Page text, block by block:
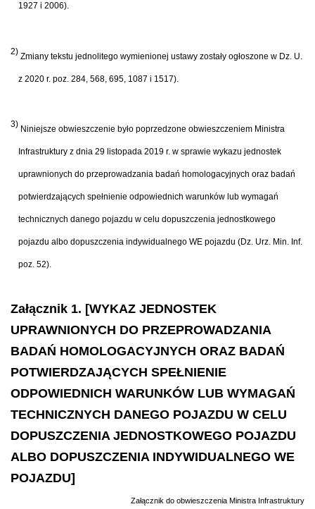
1927 i 2006).
2) Zmiany tekstu jednolitego wymienionej ustawy zostały ogłoszone w Dz. U.
z 2020 r. poz. 284, 568, 695, 1087 i 1517).
3) Niniejsze obwieszczenie było poprzedzone obwieszczeniem Ministra
Infrastruktury z dnia 29 listopada 2019 r. w sprawie wykazu jednostek
uprawnionych do przeprowadzania badań homologacyjnych oraz badań
potwierdzających spełnienie odpowiednich warunków lub wymagań
technicznych danego pojazdu w celu dopuszczenia jednostkowego
pojazdu albo dopuszczenia indywidualnego WE pojazdu (Dz. Urz. Min. Inf.
poz. 52).
Załącznik 1. [WYKAZ JEDNOSTEK
UPRAWNIONYCH DO PRZEPROWADZANIA
BADAŃ HOMOLOGACYJNYCH ORAZ BADAŃ
POTWIERDZAJĄCYCH SPEŁNIENIE
ODPOWIEDNICH WARUNKÓW LUB WYMAGAŃ
TECHNICZNYCH DANEGO POJAZDU W CELU
DOPUSZCZENIA JEDNOSTKOWEGO POJAZDU
ALBO DOPUSZCZENIA INDYWIDUALNEGO WE
POJAZDU]
Załącznik do obwieszczenia Ministra Infrastruktury